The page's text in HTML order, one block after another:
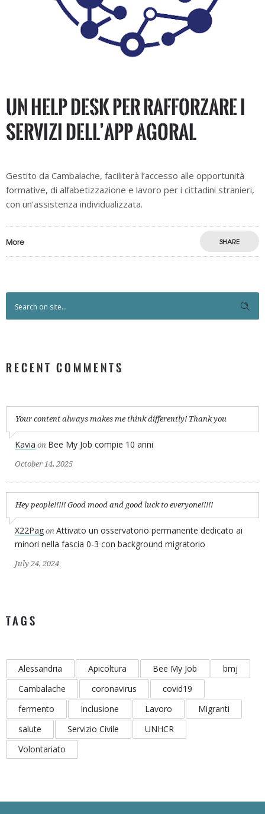
Un Help Desk per rafforzare i
servizi dell’APP AgorAL
Gestito da Cambalache, faciliterà l’accesso alle opportunità
formative, di alfabetizzazione e lavoro per i cittadini stranieri,
con un'assistenza individualizzata.
More SHARE
RECENT COMMENTS
Your content always makes me think differently! Thank you
Kavia on Bee My Job compie 10 anni
October 14, 2025
Hey people!!!!! Good mood and good luck to everyone!!!!!
X22Pag on Attivato un osservatorio permanente dedicato ai
minori nella fascia 0-3 con background migratorio
July 24, 2024
TAGS
Alessandria Apicoltura Bee My Job
bmj
Cambalache
coronavirus
covid19
fermento
Inclusione Lavoro
Migranti
salute
Servizio Civile
UNHCR
Volontariato